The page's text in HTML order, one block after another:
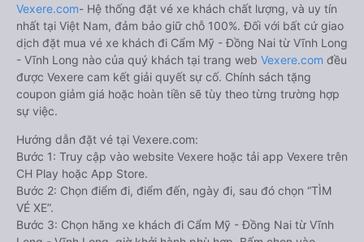
Vexere.com- Hệ thống đặt vé xe khách chất lượng, và uy tín
nhất tại Việt Nam, đảm bảo giữ chỗ 100%. Đối với bất cứ giao
dịch đặt mua vé xe khách đi Cẩm Mỹ - Đồng Nai từ Vĩnh Long
- Vĩnh Long nào của quý khách tại trang web Vexere.com đều
được Vexere cam kết giải quyết sự cố. Chính sách tặng
coupon giảm giá hoặc hoàn tiền sẽ tùy theo từng trường hợp
sự việc.
Hướng dẫn đặt vé tại Vexere.com:
Bước 1: Truy cập vào website Vexere hoặc tải app Vexere trên
CH Play hoặc App Store.
Bước 2: Chọn điểm đi, điểm đến, ngày đi, sau đó chọn “TÌM
VÉ XE”.
Bước 3: Chọn hãng xe khách đi Cẩm Mỹ - Đồng Nai từ Vĩnh